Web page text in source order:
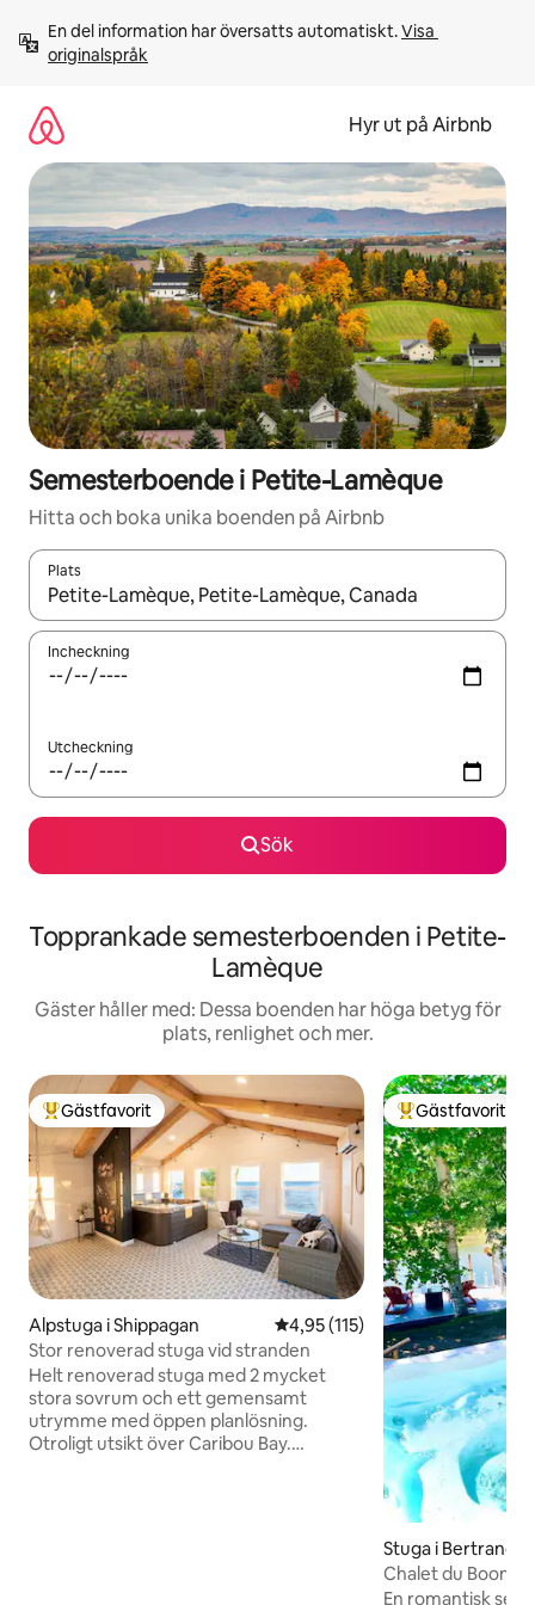
innehåll
En del information har översatts automatiskt. Visa
originalspråk
Hyr ut på Airbnb
Semesterboende i Petite-Lamèque
Hitta och boka unika boenden på Airbnb
Plats
När resultaten är tillgängliga kan du navigera med upp- och
Incheckning
Utcheckning
Sök
Topprankade semesterboenden i Petite-
Lamèque
Gäster håller med: Dessa boenden har höga betyg för
plats, renlighet och mer.
Populär gästfavorit
Gästfavorit
Alpstuga i Shippagan 4,95 av 5 i genomsnittligt
4,95 (115)
Stor renoverad stuga vid stranden
Helt renoverad stuga med 2 mycket
stora sovrum och ett gemensamt
utrymme med öppen planlösning.
Otroligt utsikt över Caribou Bay.
Populär
Gästfavorit
Stuga i Bertrand
Chalet du Boom |
spa
En romantisk